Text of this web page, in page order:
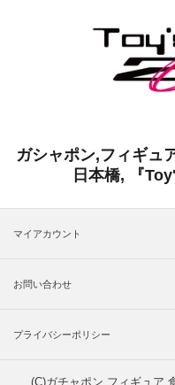
ガシャポン,フィギュ
日本橋, 『
マイアカウント
お問い合わせ
プライバシーポリシー
(C)ガチャポン,フィギュア,